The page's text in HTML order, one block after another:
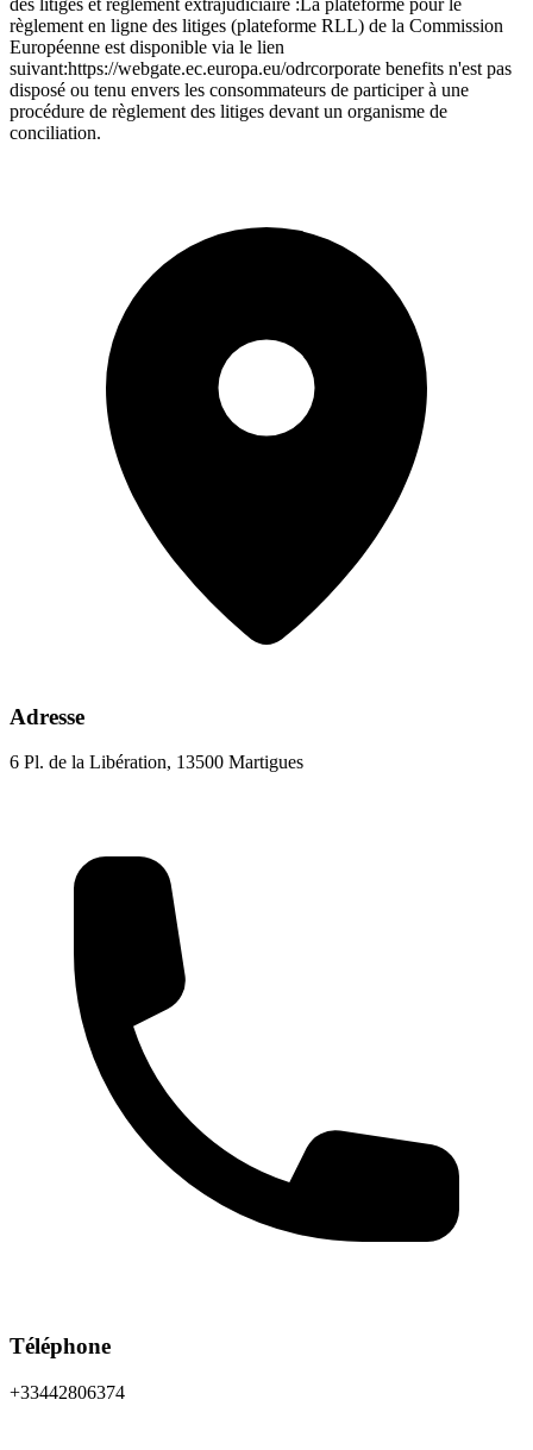
règlement en ligne des litiges (plateforme RLL) de la Commission
Européenne est disponible via le lien
suivant:https://webgate.ec.europa.eu/odrcorporate benefits n'est pas
disposé ou tenu envers les consommateurs de participer à une
procédure de règlement des litiges devant un organisme de
conciliation.
Adresse
6 Pl. de la Libération, 13500 Martigues
Téléphone
+33442806374